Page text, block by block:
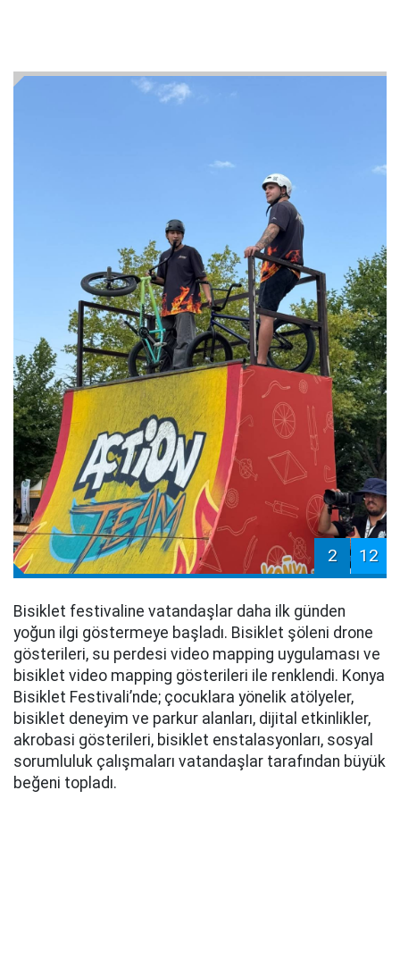
2 12
Bisiklet festivaline vatandaşlar daha ilk günden
yoğun ilgi göstermeye başladı. Bisiklet şöleni drone
gösterileri, su perdesi video mapping uygulaması ve
bisiklet video mapping gösterileri ile renklendi. Konya
Bisiklet Festivali’nde; çocuklara yönelik atölyeler,
bisiklet deneyim ve parkur alanları, dijital etkinlikler,
akrobasi gösterileri, bisiklet enstalasyonları, sosyal
sorumluluk çalışmaları vatandaşlar tarafından büyük
beğeni topladı.